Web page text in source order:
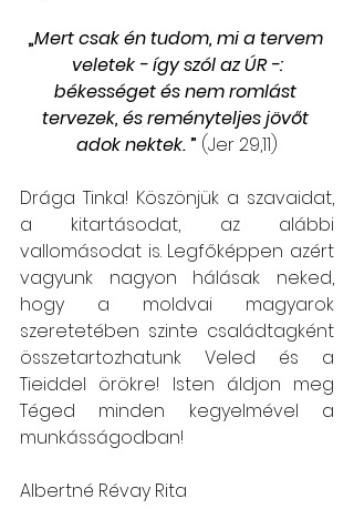
„Mert csak én tudom, mi a tervem
veletek - így szól az ÚR -:
békességet és nem romlást
tervezek, és reményteljes jövőt
adok nektek. ” (Jer 29,11)
Drága Tinka! Köszönjük a szavaidat,
a kitartásodat, az alábbi
vallomásodat is. Legfőképpen azért
vagyunk nagyon hálásak neked,
hogy a moldvai magyarok
szeretetében szinte családtagként
összetartozhatunk Veled és a
Tieiddel örökre! Isten áldjon meg
Téged minden kegyelmével a
munkásságodban!
Albertné Révay Rita